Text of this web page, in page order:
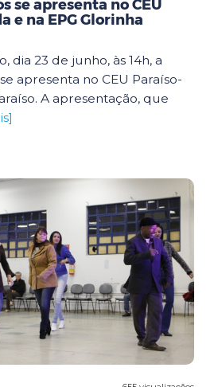
se apresenta no CEU
e na EPG Glorinha
dia 23 de junho, às 14h, a
apresenta no CEU Paraíso-
A apresentação, que